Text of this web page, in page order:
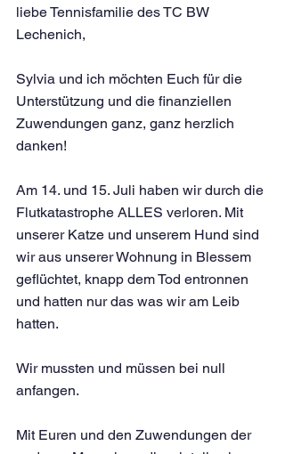
liebe Tennisfamilie des TC BW
Lechenich,
Sylvia und ich möchten Euch für die
Unterstützung und die finanziellen
Zuwendungen ganz, ganz herzlich
danken!
Am 14. und 15. Juli haben wir durch die
Flutkatastrophe ALLES verloren. Mit
unserer Katze und unserem Hund sind
wir aus unserer Wohnung in Blessem
geflüchtet, knapp dem Tod entronnen
und hatten nur das was wir am Leib
hatten.
Wir mussten und müssen bei null
anfangen.
Mit Euren und den Zuwendungen der